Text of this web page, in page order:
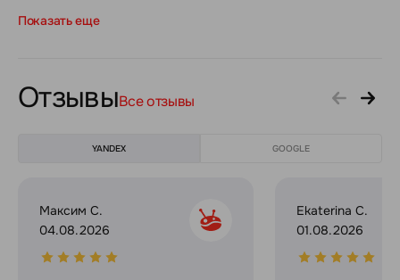
Показать еще
ОтзывыВсе отзывы
YANDEX GOOGLE
Максим С.
04.08.2026
Ekaterina C.
01.08.2026